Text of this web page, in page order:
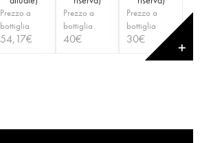
Prezzo a
bottiglia
54,17€
Prezzo a
bottiglia
40€
Prezzo a
bottiglia
30€
✕